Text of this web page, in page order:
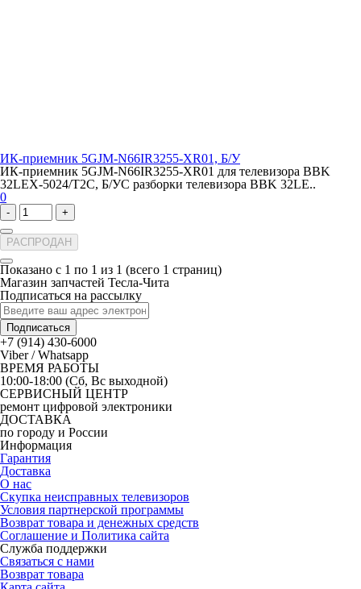
ИК-приемник 5GJM-N66IR3255-XR01, Б/У
ИК-приемник 5GJM-N66IR3255-XR01 для телевизора BBK
32LEX-5024/T2C, Б/УС разборки телевизора BBK 32LE..
0
- +
РАСПРОДАН
Показано с 1 по 1 из 1 (всего 1 страниц)
Магазин запчастей Тесла-Чита
Подписаться на рассылку
Подписаться
+7 (914) 430-6000
Viber / Whatsapp
ВРЕМЯ РАБОТЫ
10:00-18:00 (Сб, Вс выходной)
СЕРВИСНЫЙ ЦЕНТР
ремонт цифровой электроники
ДОСТАВКА
по городу и России
Информация
Гарантия
Доставка
О нас
Скупка неисправных телевизоров
Условия партнерской программы
Возврат товара и денежных средств
Соглашение и Политика сайта
Служба поддержки
Связаться с нами
Возврат товара